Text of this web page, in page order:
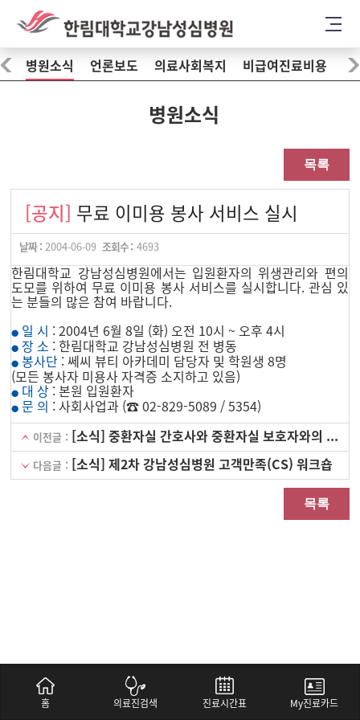
병원소식 언론보도 의료사회복지 비급여진료비용
병원소식
목록
[공지] 무료 이미용 봉사 서비스 실시
날짜 : 2004-06-09 조회수 : 4693
한림대학교 강남성심병원에서는 입원환자의 위생관리와 편의
도모를 위하여 무료 이미용 봉사 서비스를 실시합니다. 관심 있
는 분들의 많은 참여 바랍니다.
● 일 시 : 2004년 6월 8일 (화) 오전 10시 ~ 오후 4시
● 장 소 : 한림대학교 강남성심병원 전 병동
● 봉사단 : 쎄씨 뷰티 아카데미 담당자 및 학원생 8명
(모든 봉사자 미용사 자격증 소지하고 있음)
● 대 상 : 본원 입원환자
● 문 의 : 사회사업과 (☎ 02-829-5089 / 5354)
이전글 : [소식] 중환자실 간호사와 중환자실 보호자와의 만남
다음글 : [소식] 제2차 강남성심병원 고객만족(CS) 워크숍
목록
홈 의료진검색 진료시간표 My진료카드